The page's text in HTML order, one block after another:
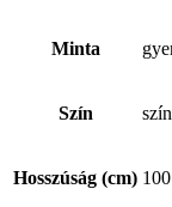
Minta
Szín
Hosszúság (cm)